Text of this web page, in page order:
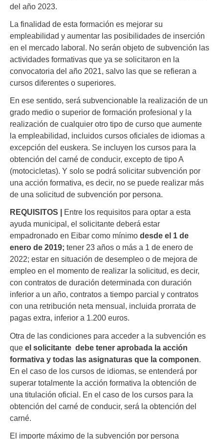
del año 2023.
La finalidad de esta formación es mejorar su
empleabilidad y aumentar las posibilidades de inserción
en el mercado laboral. No serán objeto de subvención las
actividades formativas que ya se solicitaron en la
convocatoria del año 2021, salvo las que se refieran a
cursos diferentes o superiores.
En ese sentido, será subvencionable la realización de un
grado medio o superior de formación profesional y la
realización de cualquier otro tipo de curso que aumente
la empleabilidad, incluidos cursos oficiales de idiomas a
excepción del euskera. Se incluyen los cursos para la
obtención del carné de conducir, excepto de tipo A
(motocicletas). Y solo se podrá solicitar subvención por
una acción formativa, es decir, no se puede realizar más
de una solicitud de subvención por persona.
REQUISITOS |
Entre los requisitos para optar a esta
ayuda municipal, el solicitante deberá estar
empadronado en Eibar como mínimo desde el 1 de
enero de 2019; tener 23 años o más a 1 de enero de
2022; estar en situación de desempleo o de mejora de
empleo en el momento de realizar la solicitud, es decir,
con contratos de duración determinada con duración
inferior a un año, contratos a tiempo parcial y contratos
con una retribución neta mensual, incluida prorrata de
pagas extra, inferior a 1.200 euros.
Otra de las condiciones para acceder a la subvención es
que el solicitante debe tener aprobada la acción
formativa y todas las asignaturas que la componen
En el caso de los cursos de idiomas, se entenderá por
superar totalmente la acción formativa la obtención de
una titulación oficial. En el caso de los cursos para la
obtención del carné de conducir, será la obtención del
carné.
El importe máximo de la subvención por persona